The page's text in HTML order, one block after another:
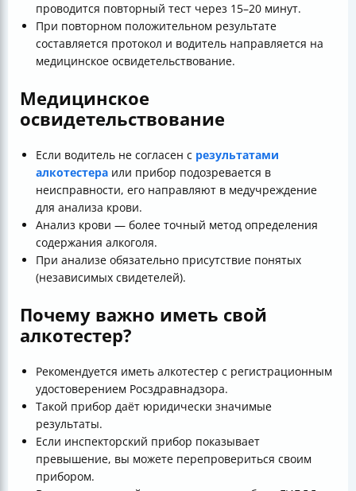
проводится повторный тест через 15–20 минут.
При повторном положительном результате
составляется протокол и водитель направляется на
медицинское освидетельствование.
Медицинское
освидетельствование
Если водитель не согласен с результатами
алкотестера или прибор подозревается в
неисправности, его направляют в медучреждение
для анализа крови.
Анализ крови — более точный метод определения
содержания алкоголя.
При анализе обязательно присутствие понятых
(независимых свидетелей).
Почему важно иметь свой
алкотестер?
Рекомендуется иметь алкотестер с регистрационным
удостоверением Росздравнадзора.
Такой прибор даёт юридически значимые
результаты.
Если инспекторский прибор показывает
превышение, вы можете перепровериться своим
прибором.